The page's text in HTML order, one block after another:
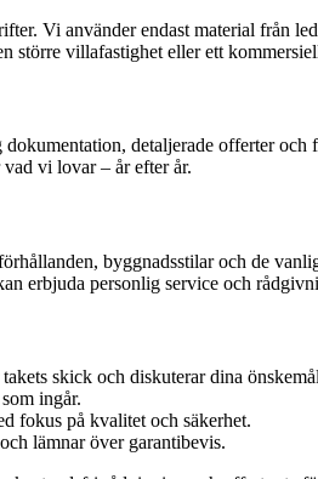
Vi använder endast material från
villafastighet eller ett
detaljerade offerter
vi lovar – år efter år.
byggnadsstilar och de
erbjuda personlig service och
skick och diskuterar dina
ingår.
fokus på kvalitet och säkerhet.
lämnar över garantibevis.